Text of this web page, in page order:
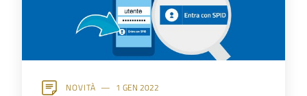
NOVITÀ 1 GEN 2022